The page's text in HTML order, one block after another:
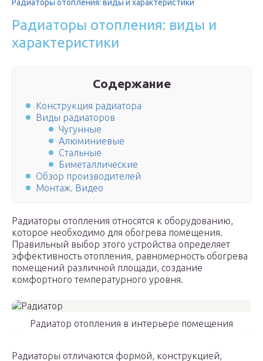
Радиаторы отопления: виды и характеристики
Радиаторы отопления: виды и
характеристики
Содержание
Конструкция радиатора
Виды радиаторов
Чугунные
Алюминиевые
Стальные
Биметаллические
Обзор производителей
Монтаж. Видео
Радиаторы отопления относятся к оборудованию,
которое необходимо для обогрева помещения.
Правильный выбор этого устройства определяет
эффективность отопления, равномерность обогрева
помещений различной площади, создание
комфортного температурного уровня.
Радиатор отопления в интерьере помещения
Радиаторы отличаются формой, конструкцией,